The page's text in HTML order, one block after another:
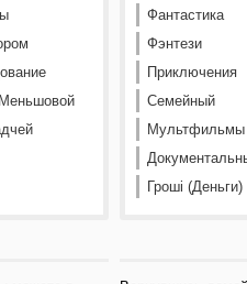
Фантастика
Фэнтези
Приключения
Семейный
Мультфильмы
Гроші